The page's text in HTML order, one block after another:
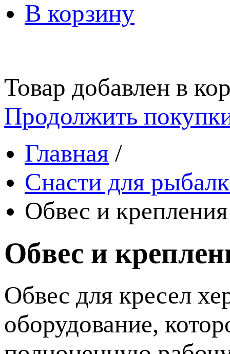
В корзину
Товар добавлен в
Продолжить
Главная /
Снасти для
Обвес и
Обвес и
Обвес для кресел
оборудование,